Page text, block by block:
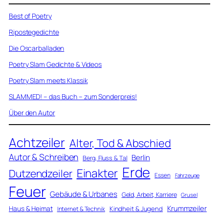
Best of Poetry
Ripostegedichte
Die Oscarballaden
Poetry Slam Gedichte & Videos
Poetry Slam meets Klassik
SLAMMED! – das Buch – zum Sonderpreis!
Über den Autor
Achtzeiler Alter, Tod & Abschied
Autor & Schreiben Berg, Fluss & Tal Berlin
Dutzendzeiler Einakter Erde Essen Fahrzeuge
Feuer Gebäude & Urbanes Geld, Arbeit, Karriere Grusel
Haus & Heimat Internet & Technik Kindheit & Jugend Krummzeiler